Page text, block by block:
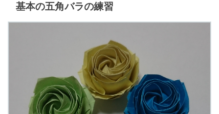
基本の五角バラの練習